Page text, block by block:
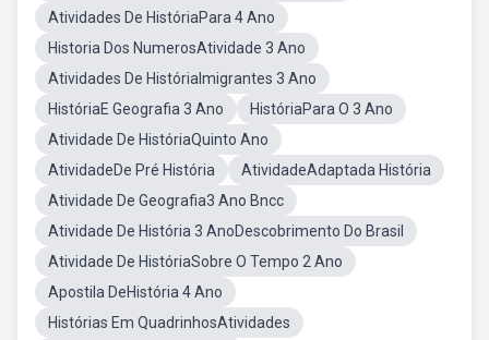
Atividades De HistóriaPara 4 Ano
Historia Dos NumerosAtividade 3 Ano
Atividades De HistóriaImigrantes 3 Ano
HistóriaE Geografia 3 Ano
HistóriaPara O 3 Ano
Atividade De HistóriaQuinto Ano
AtividadeDe Pré História
AtividadeAdaptada História
Atividade De Geografia3 Ano Bncc
Atividade De História 3 AnoDescobrimento Do Brasil
Atividade De HistóriaSobre O Tempo 2 Ano
Apostila DeHistória 4 Ano
Histórias Em QuadrinhosAtividades